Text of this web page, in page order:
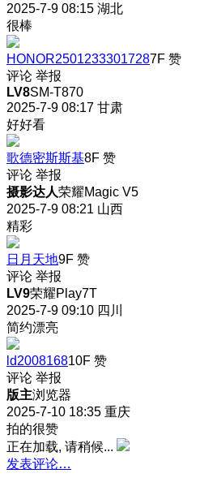
2025-7-9 08:15 湖北
很棒
HONOR25012333017287F 赞
评论 举报
LV8SM-T870
2025-7-9 08:17 甘肃
好好看
歌德密斯斯基8F 赞
评论 举报
摄影达人荣耀Magic V5
2025-7-9 08:21 山西
精彩
日月天地9F 赞
评论 举报
LV9荣耀Play7T
2025-7-9 09:10 四川
简约漂亮
ld200816810F 赞
评论 举报
版主浏览器
2025-7-10 18:35 重庆
拍的很赞
正在加载, 请稍候...
发表评论…